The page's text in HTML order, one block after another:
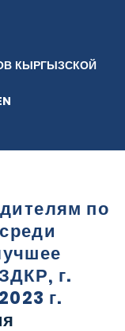
КЫРГЫЗСКОЙ
по
г.
г.